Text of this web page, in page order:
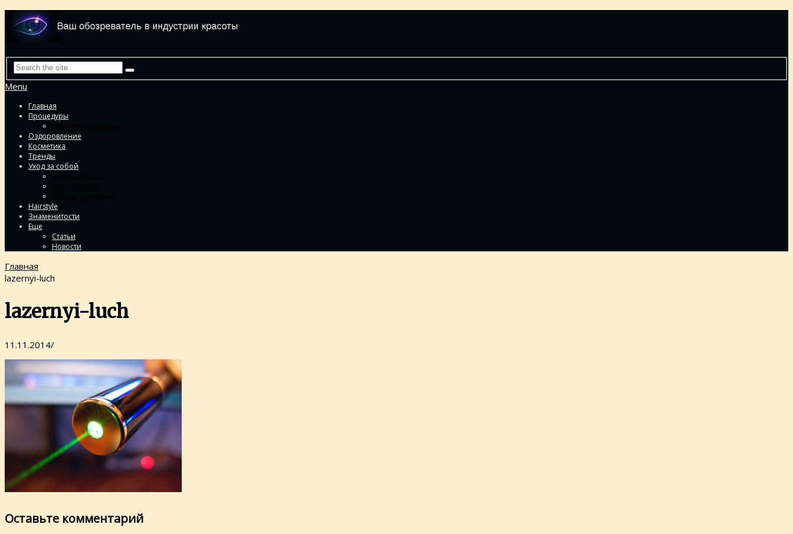
Menu
Главная
Процедуры
Оздоровление
Косметика
Тренды
Уход за собой
Hairstyle
Знаменитости
Еще
Статьи
Новости
Главная
lazernyi-luch
lazernyi-luch
11.11.2014/
Оставьте комментарий